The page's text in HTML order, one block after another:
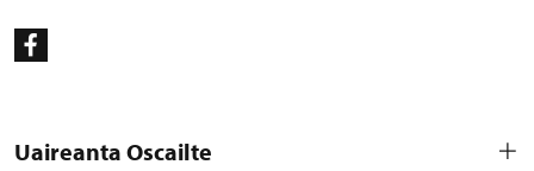
Uaireanta Oscailte